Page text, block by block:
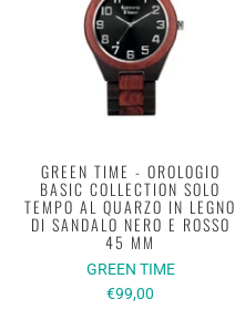
GREEN TIME - OROLOGIO
BASIC COLLECTION SOLO
TEMPO AL QUARZO IN LEGNO
DI SANDALO NERO E ROSSO
45 MM
GREEN TIME
€99,00